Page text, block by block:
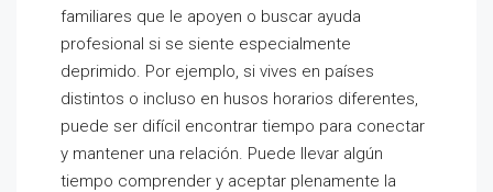
familiares que le apoyen o buscar ayuda
profesional si se siente especialmente
deprimido. Por ejemplo, si vives en países
distintos o incluso en husos horarios diferentes,
puede ser difícil encontrar tiempo para conectar
y mantener una relación. Puede llevar algún
tiempo comprender y aceptar plenamente la